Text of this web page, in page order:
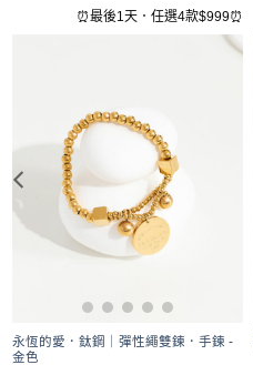
⏰最後1天．任選4款$999⏰
永恆的愛．鈦鋼｜彈性繩雙鍊．手鍊 -
金色